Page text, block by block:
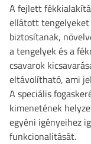
A fejlett
ellátott tengelyeket
biztosítanak,
a tengelyek és a
csavarok
eltávolítható, ami
A speciális
kimenetének
egyéni igényeihez
funkcionalitását.